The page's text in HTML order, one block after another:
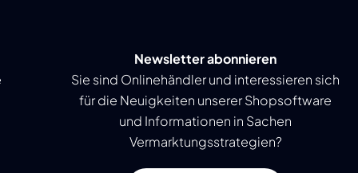
Newsletter abonnieren
Sie sind Onlinehändler und interessieren sich
für die Neuigkeiten unserer Shopsoftware
und Informationen in Sachen
Vermarktungsstrategien?